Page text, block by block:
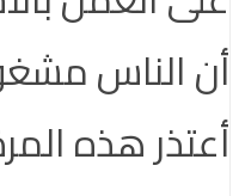
أن الناس
أعتذر هذه